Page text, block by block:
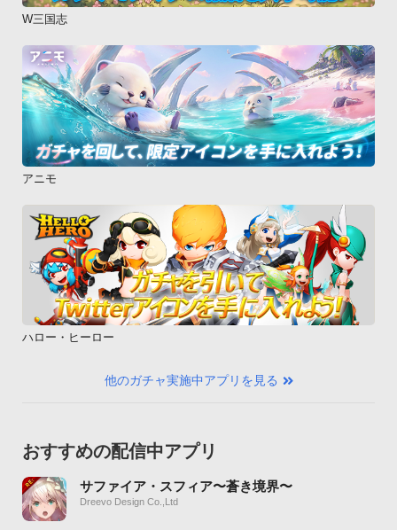
W三国志
アニモ
ハロー・ヒーロー
他のガチャ実施中アプリを見る
おすすめの配信中アプリ
サファイア・スフィア〜蒼き境界〜
Dreevo Design Co.,Ltd